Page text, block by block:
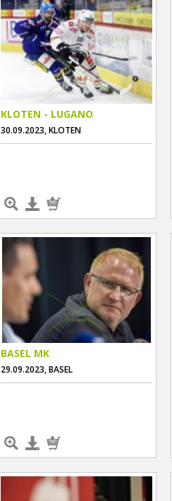
KLOTEN - LUGANO
30.09.2023, KLOTEN
BASEL MK
29.09.2023, BASEL